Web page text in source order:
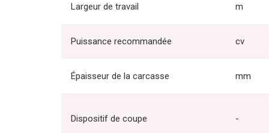
Largeur de travail m
Puissance recommandée cv
Épaisseur de la carcasse mm
Dispositif de coupe -